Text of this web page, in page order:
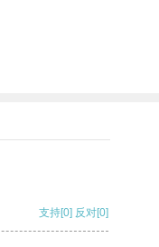
支持[0] 反对[0]